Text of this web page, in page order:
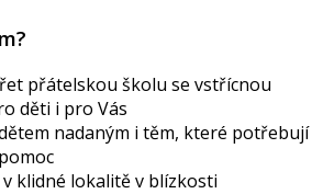
přátelskou školu se vstřícnou
děti i pro Vás
nadaným i těm, které potřebují
klidné lokalitě v blízkosti